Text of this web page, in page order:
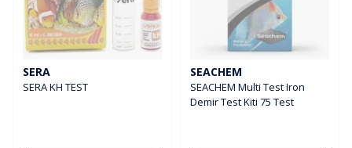
SERA
SERA KH TEST
SEACHEM
SEACHEM Multi Test Iron
Demir Test Kiti 75 Test